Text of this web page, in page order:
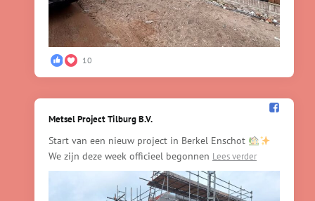
10
Metsel Project Tilburg B.V.️
Start van een nieuw project in Berkel Enschot
We zijn deze week officieel begonnen Lees verder